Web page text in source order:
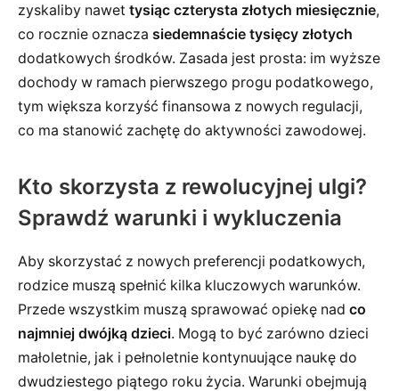
zyskaliby nawet tysiąc czterysta złotych miesięcznie,
co rocznie oznacza siedemnaście tysięcy złotych
dodatkowych środków. Zasada jest prosta: im wyższe
dochody w ramach pierwszego progu podatkowego,
tym większa korzyść finansowa z nowych regulacji,
co ma stanowić zachętę do aktywności zawodowej.
Kto skorzysta z rewolucyjnej ulgi?
Sprawdź warunki i wykluczenia
Aby skorzystać z nowych preferencji podatkowych,
rodzice muszą spełnić kilka kluczowych warunków.
Przede wszystkim muszą sprawować opiekę nad co
najmniej dwójką dzieci. Mogą to być zarówno dzieci
małoletnie, jak i pełnoletnie kontynuujące naukę do
dwudziestego piątego roku życia. Warunki obejmują